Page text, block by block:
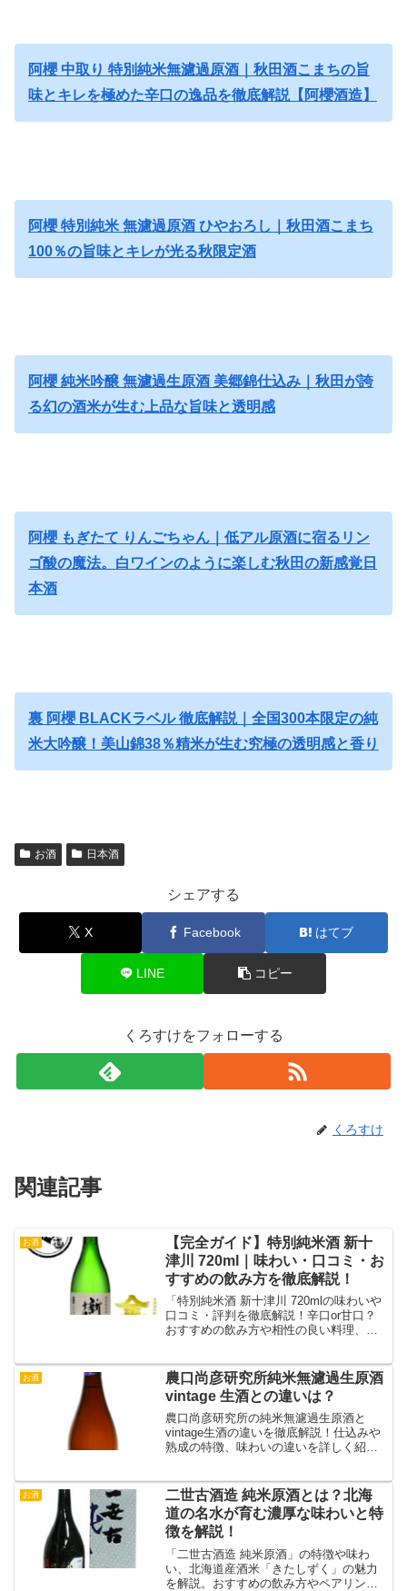
阿櫻 中取り 特別純米無濾過原酒｜秋田酒こまちの旨
味とキレを極めた辛口の逸品を徹底解説【阿櫻酒造】
阿櫻 特別純米 無濾過原酒 ひやおろし｜秋田酒こまち
100％の旨味とキレが光る秋限定酒
阿櫻 純米吟醸 無濾過生原酒 美郷錦仕込み｜秋田が誇
る幻の酒米が生む上品な旨味と透明感
阿櫻 もぎたて りんごちゃん｜低アル原酒に宿るリン
ゴ酸の魔法。白ワインのように楽しむ秋田の新感覚日
本酒
裏 阿櫻 BLACKラベル 徹底解説｜全国300本限定の純
米大吟醸！美山錦38％精米が生む究極の透明感と香り
お酒 日本酒
シェアする
X Facebook はてブ
LINE コピー
くろすけをフォローする
くろすけ
関連記事
お酒
【完全ガイド】特別純米酒 新十
津川 720ml｜味わい・口コミ・お
すすめの飲み方を徹底解説！
「特別純米酒 新十津川 720mlの味わいや
口コミ・評判を徹底解説！辛口or甘口？
おすすめの飲み方や相性の良い料理、購
す。」
お酒
農口尚彦研究所純米無濾過生原酒
vintage 生酒との違いは？
農口尚彦研究所の純米無濾過生原酒と
vintage生酒の違いを徹底解説！仕込みや
熟成の特徴、味わいの違いを詳しく紹
お酒
二世古酒造 純米原酒とは？北海
道の名水が育む濃厚な味わいと特
徴を解説！
「二世古酒造 純米原酒」の特徴や味わ
い、北海道産酒米「きたしずく」の魅力
を解説。おすすめの飲み方やペアリン